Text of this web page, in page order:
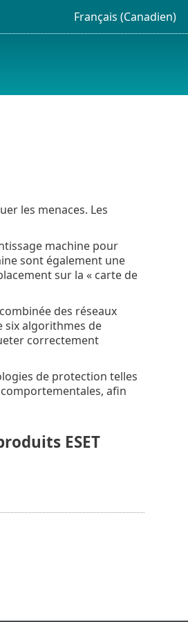
Français (Canadien)
les menaces. Les
machine pour
sont également une
sur la « carte de
des réseaux
six algorithmes de
correctement
de protection telles
afin
ESET